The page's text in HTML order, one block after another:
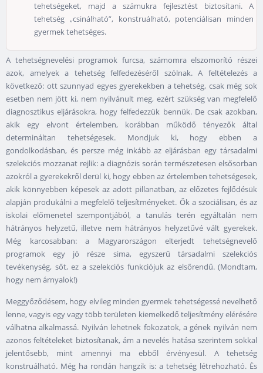
tehetségeket, majd a számukra fejlesztést biztosítani. A
tehetség „csinálható”, konstruálható, potenciálisan minden
gyermek tehetséges.
A tehetségnevelési programok furcsa, számomra elszomorító részei
azok, amelyek a tehetség felfedezéséről szólnak. A feltételezés a
következő: ott szunnyad egyes gyerekekben a tehetség, csak még sok
esetben nem jött ki, nem nyilvánult meg, ezért szükség van megfelelő
diagnosztikus eljárásokra, hogy felfedezzük bennük. De csak azokban,
akik egy elvont értelemben, korábban működő tényezők által
determináltan tehetségesek. Mondjuk ki, hogy ebben a
gondolkodásban, és persze még inkább az eljárásban egy társadalmi
szelekciós mozzanat rejlik: a diagnózis során természetesen elsősorban
azokról a gyerekekről derül ki, hogy ebben az értelemben tehetségesek,
akik könnyebben képesek az adott pillanatban, az előzetes fejlődésük
alapján produkálni a megfelelő teljesítményeket. Ők a szociálisan, és az
iskolai előmenetel szempontjából, a tanulás terén egyáltalán nem
hátrányos helyzetű, illetve nem hátrányos helyzetűvé vált gyerekek.
Még karcosabban: a Magyarországon elterjedt tehetségnevelő
programok egy jó része sima, egyszerű társadalmi szelekciós
tevékenység, sőt, ez a szelekciós funkciójuk az elsőrendű. (Mondtam,
hogy nem árnyalok!)
Meggyőződésem, hogy elvileg minden gyermek tehetségessé nevelhető
lenne, vagyis egy vagy több területen kiemelkedő teljesítmény elérésére
válhatna alkalmassá. Nyilván lehetnek fokozatok, a gének nyilván nem
azonos feltételeket biztosítanak, ám a nevelés hatása szerintem sokkal
jelentősebb, mint amennyi ma ebből érvényesül. A tehetség
konstruálható. Még ha rondán hangzik is: a tehetség létrehozható. És